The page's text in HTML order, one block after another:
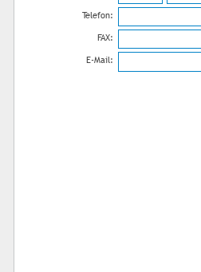
Telefon:
FAX:
E-Mail: